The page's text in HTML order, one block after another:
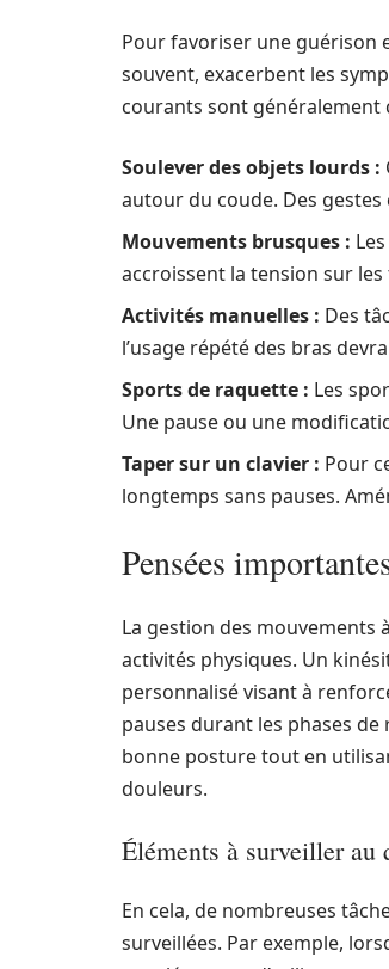
Pour favoriser une guérison
souvent, exacerbent les
courants sont généralement
Soulever des objets lourds :
autour du coude. Des
Mouvements brusques :
accroissent la tension sur
Activités manuelles : Des
l’usage répété des bras
Sports de raquette : Les
Une pause ou une
Taper sur un clavier : Pour
longtemps sans pauses.
Pensées
La gestion des mouvements
activités physiques. Un
personnalisé visant à
pauses durant les phases
bonne posture tout en
douleurs.
Éléments à surveiller au
En cela, de nombreuses
surveillées. Par exemple,